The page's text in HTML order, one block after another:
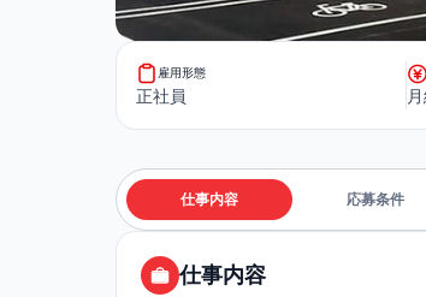
雇用形態
正社員
仕事内容 応募条件
仕事内容